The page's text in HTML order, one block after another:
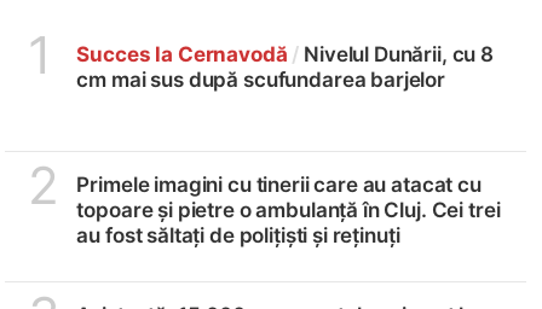
1 Succes la Cernavodă / Nivelul Dunării, cu 8
cm mai sus după scufundarea barjelor
2
Primele imagini cu tinerii care au atacat cu
topoare și pietre o ambulanță în Cluj. Cei trei
au fost săltați de polițiști și reținuți